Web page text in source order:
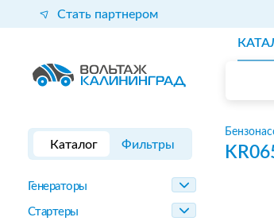
Стать партнером
Каталог Фильтры
Генераторы
Стартеры